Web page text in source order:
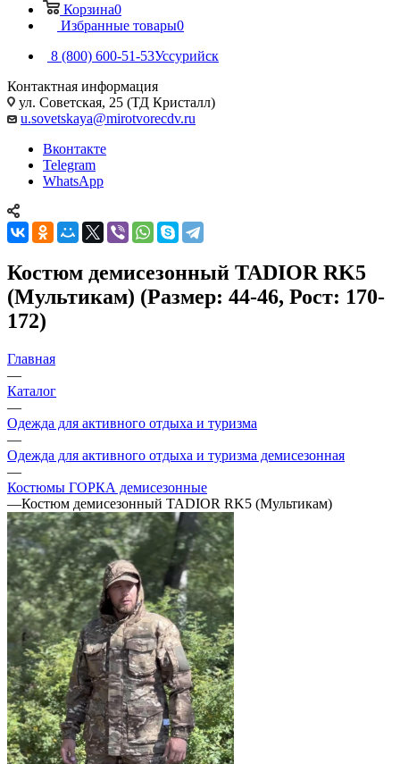
Корзина0
Избранные товары0
8 (800) 600-51-53Уссурийск
Контактная информация
ул. Советская, 25 (ТД Кристалл)
u.sovetskaya@mirotvorecdv.ru
Вконтакте
Telegram
WhatsApp
Костюм демисезонный TADIOR RK5
(Мультикам) (Размер: 44-46, Рост: 170-
172)
Главная
—
Каталог
—
Одежда для активного отдыха и туризма
—
Одежда для активного отдыха и туризма демисезонная
—
Костюмы ГОРКА демисезонные
—Костюм демисезонный TADIOR RK5 (Мультикам)